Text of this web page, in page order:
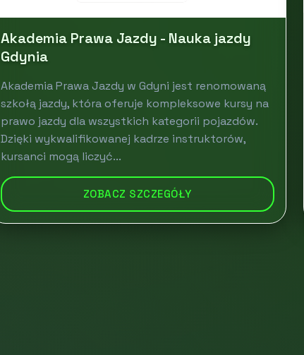
Akademia Prawa Jazdy - Nauka jazdy
Gdynia
Akademia Prawa Jazdy w Gdyni jest renomowaną
szkołą jazdy, która oferuje kompleksowe kursy na
prawo jazdy dla wszystkich kategorii pojazdów.
Dzięki wykwalifikowanej kadrze instruktorów,
kursanci mogą liczyć...
ZOBACZ SZCZEGÓŁY